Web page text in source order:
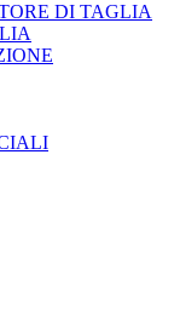
DI TAGLIA